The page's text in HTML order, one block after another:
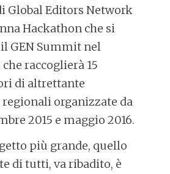
Global Editors Network
Hackathon che si
GEN Summit nel
raccoglierà 15
di altrettante
organizzate da
2015 e maggio 2016.
più grande, quello
di tutti, va ribadito, è